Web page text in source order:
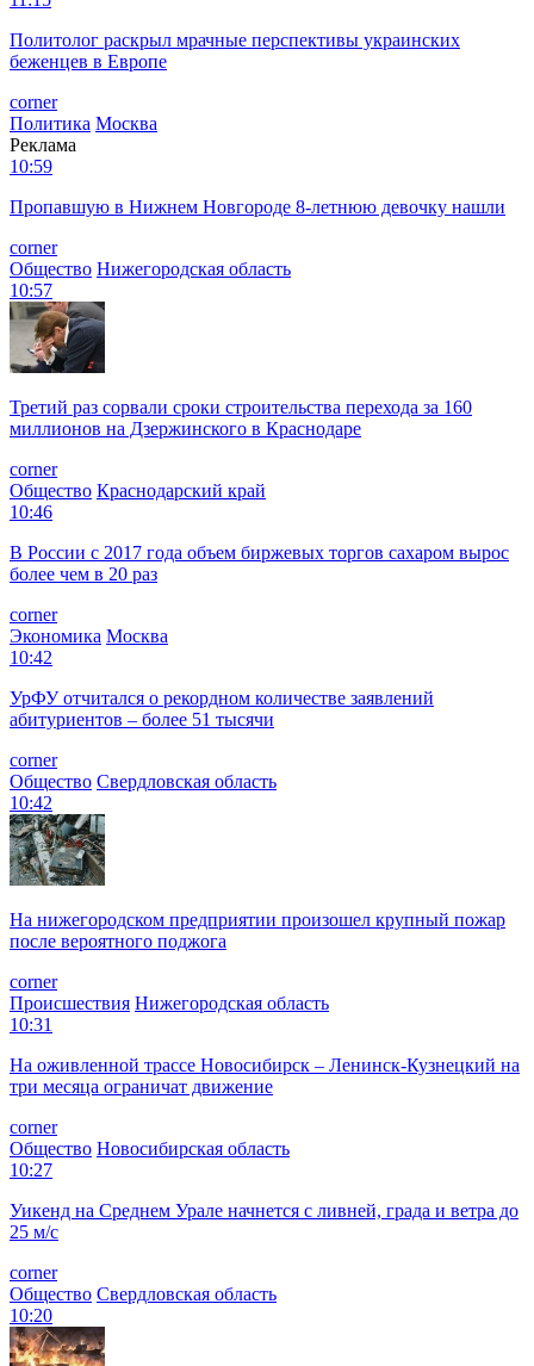
Политолог раскрыл мрачные перспективы украинских
беженцев в Европе
corner
Политика Москва
Реклама
10:59
Пропавшую в Нижнем Новгороде 8-летнюю девочку нашли
corner
Общество Нижегородская область
10:57
Третий раз сорвали сроки строительства перехода за 160
миллионов на Дзержинского в Краснодаре
corner
Общество Краснодарский край
10:46
В России с 2017 года объем биржевых торгов сахаром вырос
более чем в 20 раз
corner
Экономика Москва
10:42
УрФУ отчитался о рекордном количестве заявлений
абитуриентов – более 51 тысячи
corner
Общество Свердловская область
10:42
На нижегородском предприятии произошел крупный пожар
после вероятного поджога
corner
Происшествия Нижегородская область
10:31
На оживленной трассе Новосибирск – Ленинск-Кузнецкий на
три месяца ограничат движение
corner
Общество Новосибирская область
10:27
Уикенд на Среднем Урале начнется с ливней, града и ветра до
25 м/с
corner
Общество Свердловская область
10:20